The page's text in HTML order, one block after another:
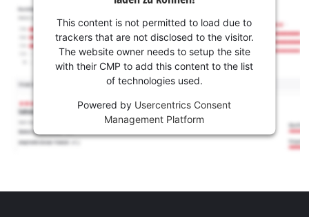
This content is not permitted to load due to
trackers that are not disclosed to the visitor.
The website owner needs to setup the site
with their CMP to add this content to the list
of technologies used.
Powered by Usercentrics Consent
Management Platform